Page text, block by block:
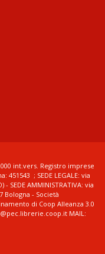
int.vers. Registro imprese
451543 ; SEDE LEGALE: via
SEDE AMMINISTRATIVA: via
Bologna - Società
di Coop Alleanza 3.0
MAIL: